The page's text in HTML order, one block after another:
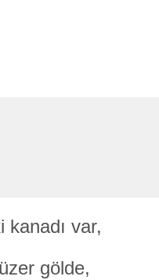
kanadı var,
gölde,